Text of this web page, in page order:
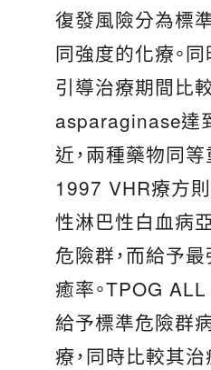
復發風險分為標
同強度的化療。
引導治療期間比
asparaginase達
近，兩種藥物同
1997 VHR療方
性淋巴性白血病
危險群，而給予
癒率。TPOG
給予標準危險群
療，同時比較其